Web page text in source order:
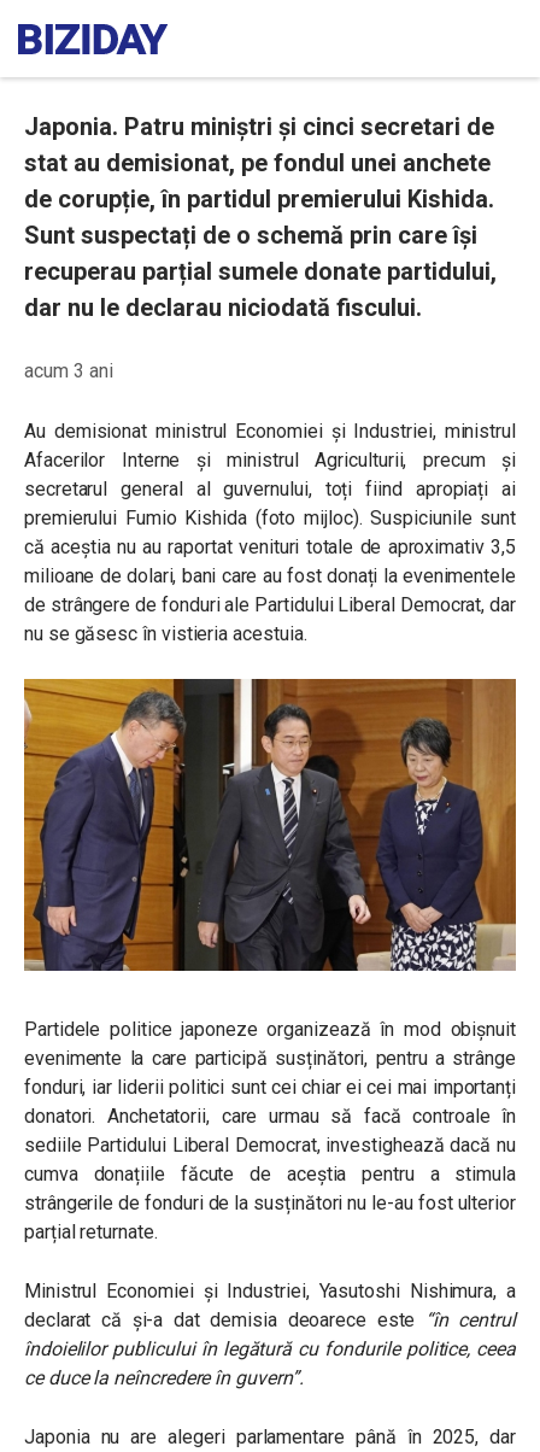
Japonia. Patru miniștri și cinci secretari de
stat au demisionat, pe fondul unei anchete
de corupție, în partidul premierului Kishida.
Sunt suspectați de o schemă prin care își
recuperau parțial sumele donate partidului,
dar nu le declarau niciodată fiscului.
acum 3 ani
Au demisionat ministrul Economiei și Industriei, ministrul
Afacerilor Interne și ministrul Agriculturii, precum și
secretarul general al guvernului, toți fiind apropiați ai
premierului Fumio Kishida (foto mijloc). Suspiciunile sunt
că aceștia nu au raportat venituri totale de aproximativ 3,5
milioane de dolari, bani care au fost donați la evenimentele
de strângere de fonduri ale Partidului Liberal Democrat, dar
nu se găsesc în vistieria acestuia.
Partidele politice japoneze organizează în mod obișnuit
evenimente la care participă susținători, pentru a strânge
fonduri, iar liderii politici sunt cei chiar ei cei mai importanți
donatori. Anchetatorii, care urmau să facă controale în
sediile Partidului Liberal Democrat, investighează dacă nu
cumva donațiile făcute de aceștia pentru a stimula
strângerile de fonduri de la susținători nu le-au fost ulterior
parțial returnate.
Ministrul Economiei și Industriei, Yasutoshi Nishimura, a
declarat că și-a dat demisia deoarece este
“în centrul
îndoielilor publicului în legătură cu fondurile politice, ceea
ce duce la neîncredere în guvern”.
Japonia nu are alegeri parlamentare până în 2025, dar